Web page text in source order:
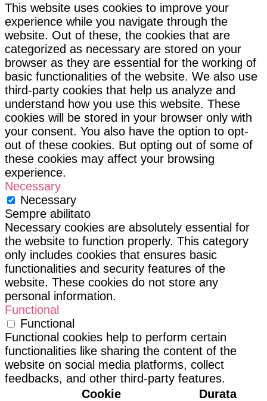
This website uses cookies to improve your
experience while you navigate through the
website. Out of these, the cookies that are
categorized as necessary are stored on your
browser as they are essential for the working of
basic functionalities of the website. We also use
third-party cookies that help us analyze and
understand how you use this website. These
cookies will be stored in your browser only with
your consent. You also have the option to opt-
out of these cookies. But opting out of some of
these cookies may affect your browsing
experience.
Necessary
Necessary
Sempre abilitato
Necessary cookies are absolutely essential for
the website to function properly. This category
only includes cookies that ensures basic
functionalities and security features of the
website. These cookies do not store any
personal information.
Functional
Functional
Functional cookies help to perform certain
functionalities like sharing the content of the
website on social media platforms, collect
feedbacks, and other third-party features.
Cookie
Durata